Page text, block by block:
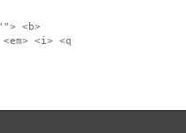
<b>
<i> <q